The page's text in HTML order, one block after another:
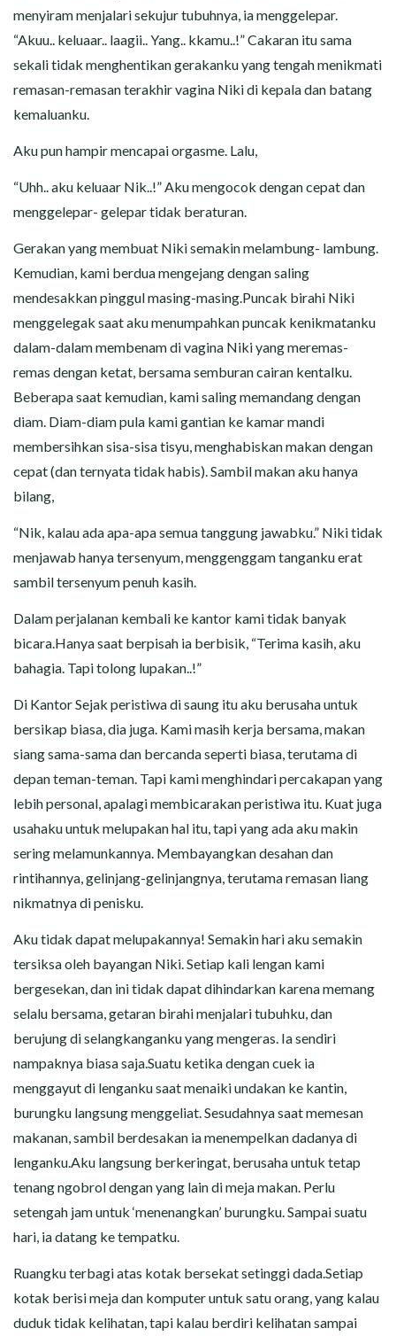
menyiram menjalari sekujur tubuhnya, ia menggelepar.
“Akuu.. keluaar.. laagii.. Yang.. kkamu..!” Cakaran itu sama
sekali tidak menghentikan gerakanku yang tengah menikmati
remasan-remasan terakhir vagina Niki di kepala dan batang
kemaluanku.
Aku pun hampir mencapai orgasme. Lalu,
“Uhh.. aku keluaar Nik..!” Aku mengocok dengan cepat dan
menggelepar- gelepar tidak beraturan.
Gerakan yang membuat Niki semakin melambung- lambung.
Kemudian, kami berdua mengejang dengan saling
mendesakkan pinggul masing-masing.Puncak birahi Niki
menggelegak saat aku menumpahkan puncak kenikmatanku
dalam-dalam membenam di vagina Niki yang meremas-
remas dengan ketat, bersama semburan cairan kentalku.
Beberapa saat kemudian, kami saling memandang dengan
diam. Diam-diam pula kami gantian ke kamar mandi
membersihkan sisa-sisa tisyu, menghabiskan makan dengan
cepat (dan ternyata tidak habis). Sambil makan aku hanya
bilang,
“Nik, kalau ada apa-apa semua tanggung jawabku.” Niki tidak
menjawab hanya tersenyum, menggenggam tanganku erat
sambil tersenyum penuh kasih.
Dalam perjalanan kembali ke kantor kami tidak banyak
bicara.Hanya saat berpisah ia berbisik, “Terima kasih, aku
bahagia. Tapi tolong lupakan..!”
Di Kantor Sejak peristiwa di saung itu aku berusaha untuk
bersikap biasa, dia juga. Kami masih kerja bersama, makan
siang sama-sama dan bercanda seperti biasa, terutama di
depan teman-teman. Tapi kami menghindari percakapan yang
lebih personal, apalagi membicarakan peristiwa itu. Kuat juga
usahaku untuk melupakan hal itu, tapi yang ada aku makin
sering melamunkannya. Membayangkan desahan dan
rintihannya, gelinjang-gelinjangnya, terutama remasan liang
nikmatnya di penisku.
Aku tidak dapat melupakannya! Semakin hari aku semakin
tersiksa oleh bayangan Niki. Setiap kali lengan kami
bergesekan, dan ini tidak dapat dihindarkan karena memang
selalu bersama, getaran birahi menjalari tubuhku, dan
berujung di selangkanganku yang mengeras. Ia sendiri
nampaknya biasa saja.Suatu ketika dengan cuek ia
menggayut di lenganku saat menaiki undakan ke kantin,
burungku langsung menggeliat. Sesudahnya saat memesan
makanan, sambil berdesakan ia menempelkan dadanya di
lenganku.Aku langsung berkeringat, berusaha untuk tetap
tenang ngobrol dengan yang lain di meja makan. Perlu
setengah jam untuk ‘menenangkan’ burungku. Sampai suatu
hari, ia datang ke tempatku.
Ruangku terbagi atas kotak bersekat setinggi dada.Setiap
kotak berisi meja dan komputer untuk satu orang, yang kalau
duduk tidak kelihatan, tapi kalau berdiri kelihatan sampai